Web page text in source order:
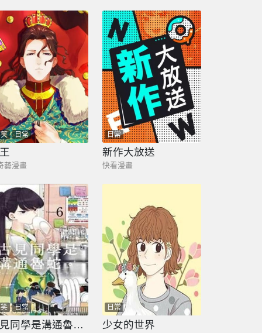
日常
藝漫畫
日常
新作大放送
快看漫畫
日常
古見同學是溝通魯蛇。
日常
少女的世界